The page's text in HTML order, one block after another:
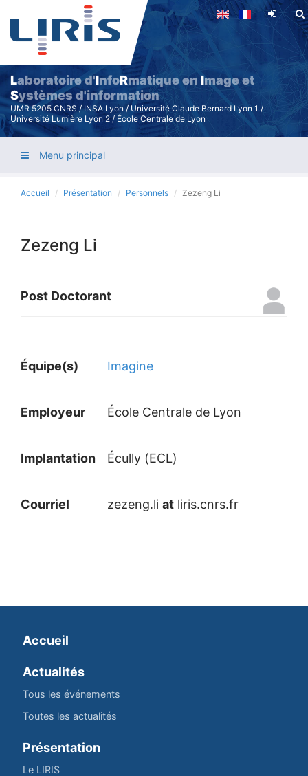
Aller
contenu
principal
Laboratoire d'InfoRmatique enImage et
Systèmes d'information
UMR 5205 CNRS / INSA Lyon / Université Claude Bernard Lyon 1 /
Université Lumière Lyon 2 / École Centrale de Lyon
Menu principal
Accueil Présentation Personnels Zezeng Li
Zezeng Li
Post Doctorant
Équipe(s) Imagine
Employeur École Centrale de Lyon
Implantation Écully (ECL)
Courriel zezeng.li at liris.cnrs.fr
Accueil
Actualités
Tous les événements
Toutes les actualités
Présentation
Le LIRIS